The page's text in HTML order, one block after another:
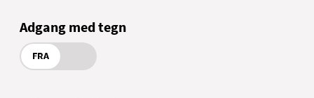
Adgang med tegn
FRA